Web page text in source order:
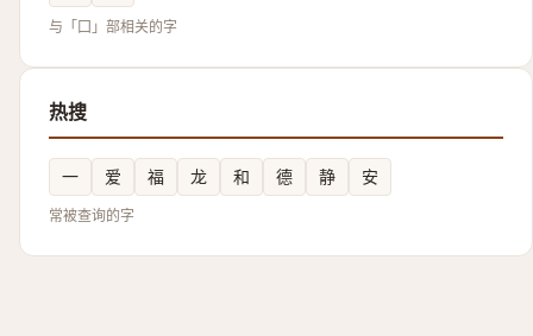
与「囗」部相关的字
热搜
一 爱 福 龙 和 德 静 安
常被查询的字